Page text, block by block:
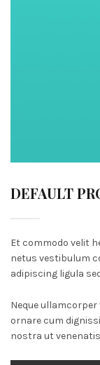
DEFAULT
Et commodo velit
netus vestibulum
adipiscing ligula
Neque
ornare cum
nostra ut